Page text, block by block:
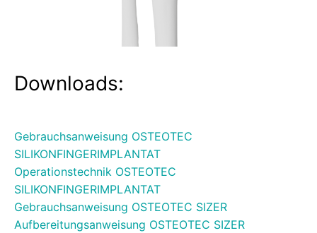
Downloads:
Gebrauchsanweisung OSTEOTEC
SILIKONFINGERIMPLANTAT
Operationstechnik OSTEOTEC
SILIKONFINGERIMPLANTAT
Gebrauchsanweisung OSTEOTEC SIZER
Aufbereitungsanweisung OSTEOTEC SIZER